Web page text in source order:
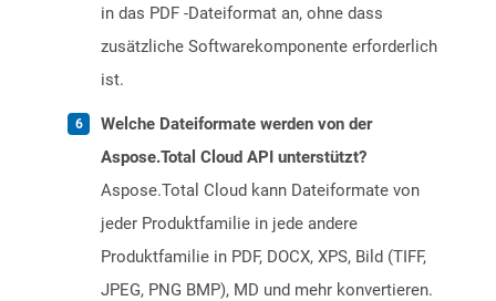
in das PDF -Dateiformat an, ohne dass
zusätzliche Softwarekomponente erforderlich
ist.
Welche Dateiformate werden von der
Aspose.Total Cloud API unterstützt?
Aspose.Total Cloud kann Dateiformate von
jeder Produktfamilie in jede andere
Produktfamilie in PDF, DOCX, XPS, Bild (TIFF,
JPEG, PNG BMP), MD und mehr konvertieren.